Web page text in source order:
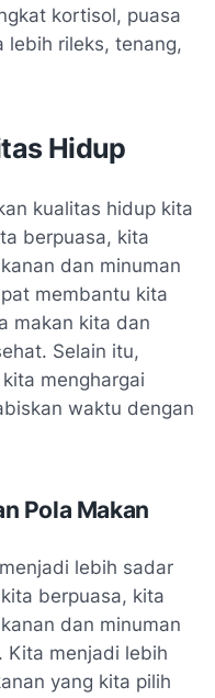
kortisol, puasa
lebih rileks, tenang,
Hidup
kualitas hidup kita
berpuasa, kita
dan minuman
membantu kita
makan kita dan
Selain itu,
menghargai
waktu dengan
Pola Makan
lebih sadar
berpuasa, kita
dan minuman
Kita menjadi lebih
yang kita pilih